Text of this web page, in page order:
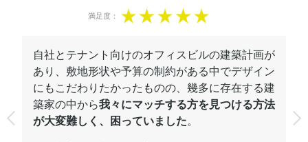
満足度：
自社とテナント向けのオフィスビルの建築計画が
あり、敷地形状や予算の制約がある中でデザイン
にもこだわりたかったものの、幾多に存在する建
築家の中から我々にマッチする方を見つける方法
が大変難しく、困っていました。